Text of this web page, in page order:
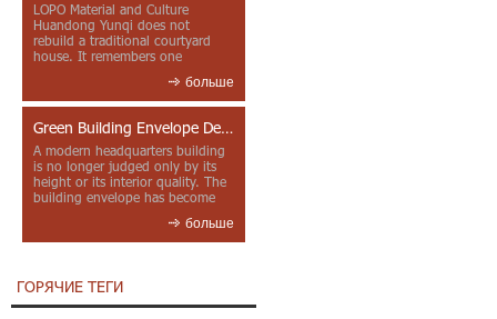
LOPO Material and Culture
Huandong Yunqi does not
rebuild a traditional courtyard
house. It remembers one
больше
Green Building Envelope Design: Clay Sunscreen Fins for Modern Headquarters Architecture
A modern headquarters building
is no longer judged only by its
height or its interior quality. The
building envelope has become
больше
ГОРЯЧИЕ ТЕГИ